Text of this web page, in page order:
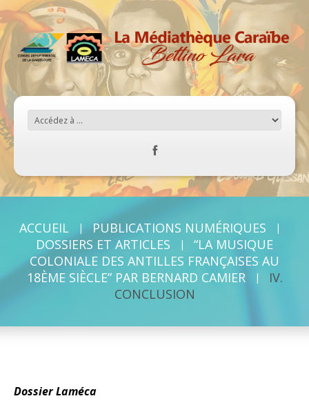
ACCUEIL
PUBLICATIONS NUMÉRIQUES
DOSSIERS ET ARTICLES
“LA MUSIQUE
COLONIALE DES ANTILLES FRANÇAISES AU
18ÈME SIÈCLE” PAR BERNARD CAMIER
IV.
CONCLUSION
Dossier Laméca